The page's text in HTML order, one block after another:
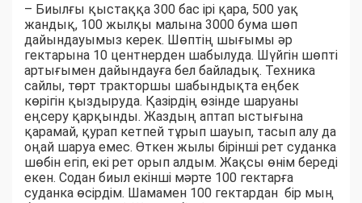
– Биылғы қыстаққа 300 бас ірі қара, 500 уақ
жандық, 100 жылқы малына 3000 бума шөп
дайындауымыз керек. Шөптің шығымы әр
гектарына 10 центнерден шабылуда. Шүйгін шөпті
артығымен дайындауға бел байладық. Техника
сайлы, төрт тракторшы шабындықта еңбек
көрігін қыздыруда. Қазірдің өзінде шаруаны
еңсеру қарқынды. Жаздың аптап ыстығына
қарамай, қурап кетпей тұрып шауып, тасып алу да
оңай шаруа емес. Өткен жылы бірінші рет суданка
шөбін егіп, екі рет орып алдым. Жақсы өнім береді
екен. Содан биыл екінші мәрте 100 гектарға
суданка өсірдім. Шамамен 100 гектардан бір мың